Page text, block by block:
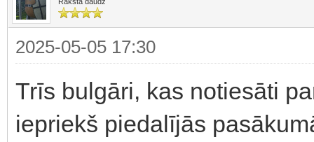
2025-05-05 17:30
Trīs bulgāri, kas notiesāti
iepriekš piedalījās